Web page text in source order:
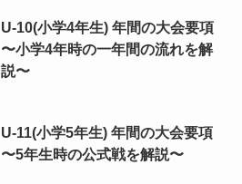
U-10(小学4年生) 年間の大会要項
〜小学4年時の一年間の流れを解
説〜
U-11(小学5年生) 年間の大会要項
〜5年生時の公式戦を解説〜